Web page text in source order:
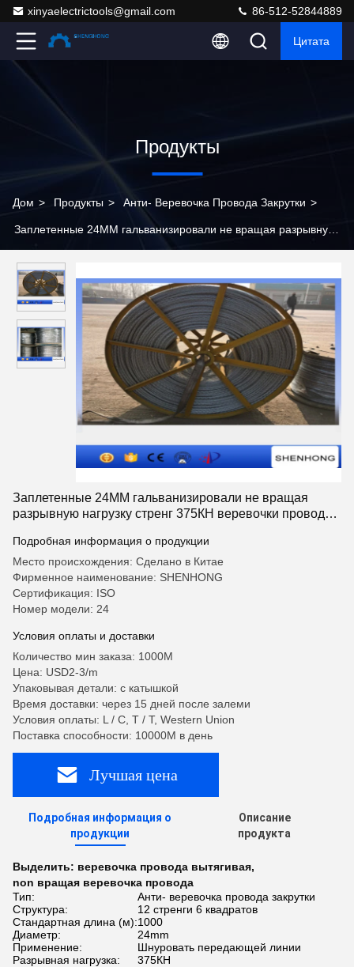
xinyaelectrictools@gmail.com 86-512-52844889
Цитата
Продукты
Дом > Продукты > Анти- Веревочка Провода Закрутки >
Заплетенные 24ММ гальванизировали не вращая разрывную
Заплетенные 24ММ гальванизировали не вращая
разрывную нагрузку стренг 375КН веревочки провода
Подробная информация о продукции
Место происхождения: Сделано в Китае
Фирменное наименование: SHENHONG
Сертификация: ISO
Номер модели: 24
Условия оплаты и доставки
Количество мин заказа: 1000М
Цена: USD2-3/m
Упаковывая детали: с катышкой
Время доставки: через 15 дней после залеми
Условия оплаты: L / C, T / T, Western Union
Поставка способности: 10000M в день
Лучшая цена
Подробная информация о
продукции
Описание
продукта
Выделить: веревочка провода вытягивая,
non вращая веревочка провода
Тип:
Анти- веревочка провода закрутки
Структура:
12 стренги 6 квадратов
Стандартная длина (м):1000
Диаметр:
24mm
Применение:
Шнуровать передающей линии
Разрывная нагрузка:
375КН